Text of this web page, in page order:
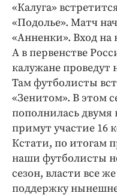
Праздники
Происшествия
Спорт
Экономика и
ПРОЕКТЫ
Блоги
Издания
Медиаперсона
Интересное
Клиника года
«Калуга»
«Подолье». Матч
«Анненки». Вход на
А в первенстве
калужане проведут
Там футболисты
«Зенитом». В этом
пополнилась двумя
примут участие 16
Кстати, по итогам
наши футболисты
сезон, власти все
поддержку